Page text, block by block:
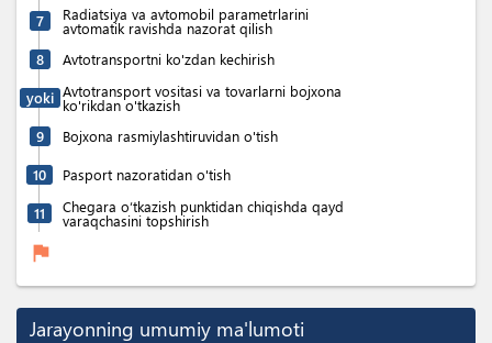
7
Radiatsiya va avtomobil parametrlarini
avtomatik ravishda nazorat qilish
8
Avtotransportni ko'zdan kechirish
yoki Avtotransport vositasi va tovarlarni bojxona
ko'rikdan o'tkazish
9
Bojxona rasmiylashtiruvidan o'tish
10 Pasport nazoratidan o'tish
11 Chegara o‘tkazish punktidan chiqishda qayd
varaqchasini topshirish
flag
Jarayonning umumiy ma'lumoti